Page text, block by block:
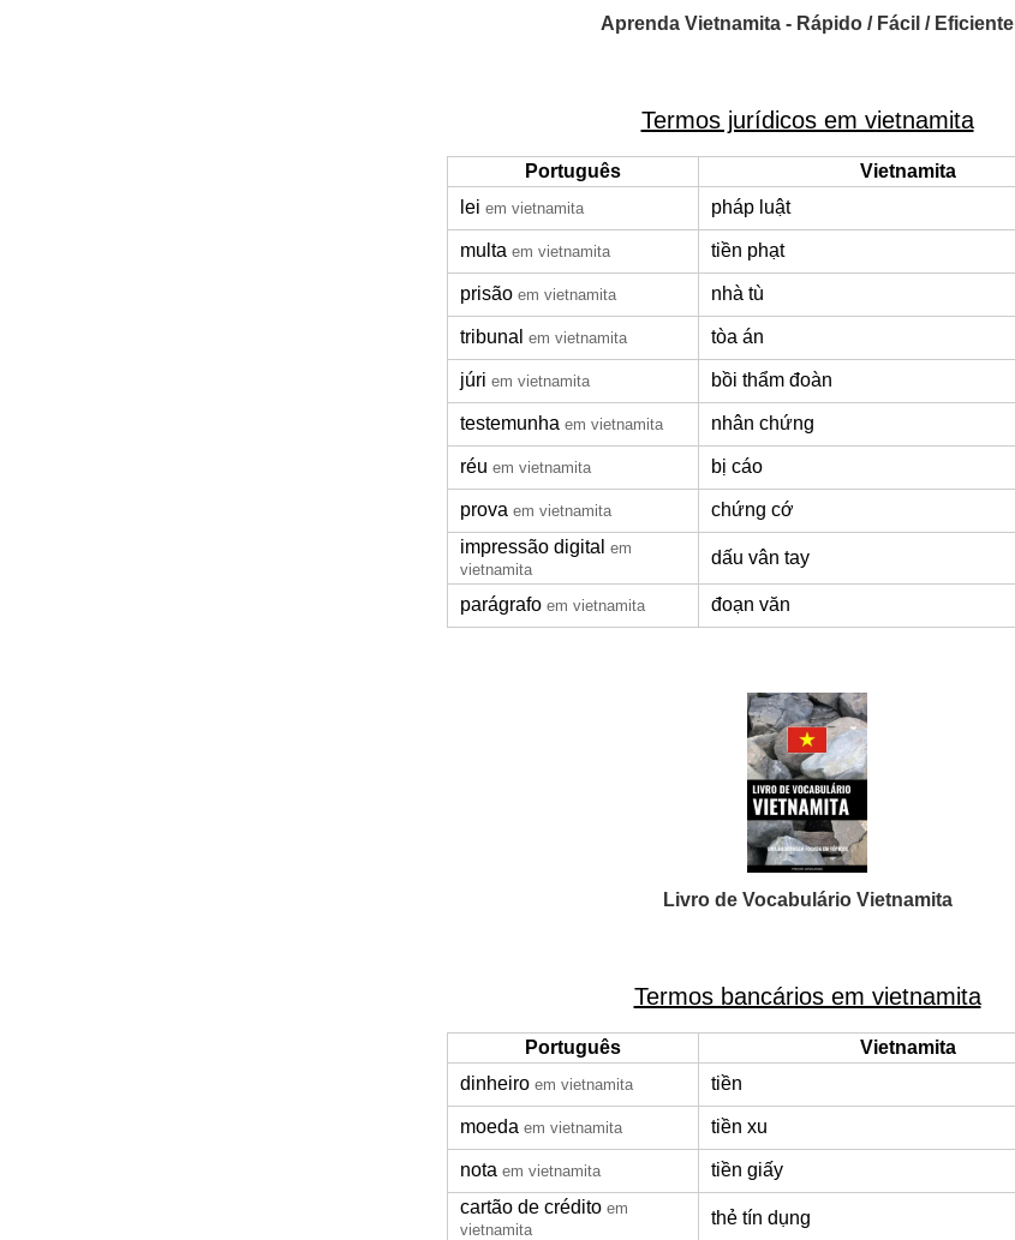
Aprenda Vietnamita - Rápido / Fácil / Eficiente
Termos jurídicos em vietnamita
Português
Vietnamita
lei em vietnamita pháp luật
multa em vietnamita tiền phạt
prisão em vietnamita nhà tù
tribunal em vietnamita tòa án
júri em vietnamita bồi thẩm đoàn
testemunha em vietnamita nhân chứng
réu em vietnamita bị cáo
prova em vietnamita
chứng cớ
impressão digital em
vietnamita
dấu vân tay
parágrafo em vietnamita đoạn văn
Livro de Vocabulário Vietnamita
Termos bancários em vietnamita
Português
Vietnamita
dinheiro em vietnamita tiền
moeda em vietnamita tiền xu
nota em vietnamita
tiền giấy
cartão de crédito em
vietnamita
thẻ tín dụng